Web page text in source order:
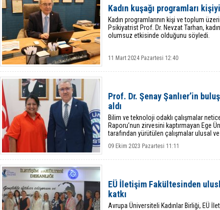
Kadın kuşağı programları
Kadın programlarının kişi ve toplum
Psikiyatrist Prof. Dr. Nevzat Tarhan,
olumsuz etkisinde olduğunu söyledi.
11 Mart 2024 Pazartesi 12:40
Prof. Dr. Şenay Şanlıer’in
aldı
Bilim ve teknoloji odaklı çalışmalar
Raporu’nun zirvesini kaptırmayan Ege
tarafından yürütülen çalışmalar ulusal
09 Ekim 2023 Pazartesi 11:11
EÜ İletişim Fakültesinden
katkı
Avrupa Üniversiteli Kadınlar Birliği, EÜ